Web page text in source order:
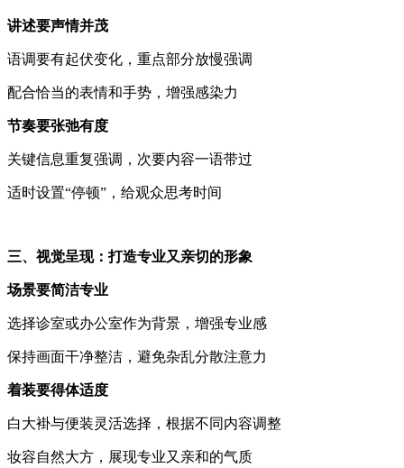
讲述要声情并茂
语调要有起伏变化，重点部分放慢强调
配合恰当的表情和手势，增强感染力
节奏要张弛有度
关键信息重复强调，次要内容一语带过
适时设置“停顿” ，给观众思考时间
三、视觉呈现：打造专业又亲切的形象
场景要简洁专业
选择诊室或办公室作为背景，增强专业感
保持画面干净整洁，避免杂乱分散注意力
着装要得体适度
白大褂与便装灵活选择，根据不同内容调整
妆容自然大方，展现专业又亲和的气质